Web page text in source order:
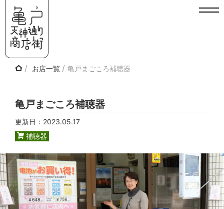
Skip
content
お店一覧 亀戸まごころ補聴器
亀戸まごころ補聴器
更新日： 2023.05.17
補聴器